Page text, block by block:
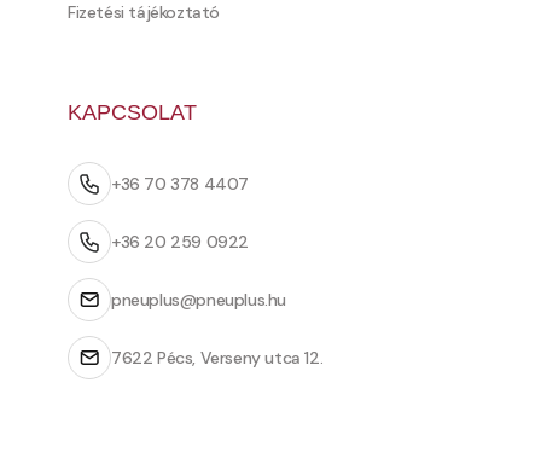
Fizetési tájékoztató
KAPCSOLAT
+36 70 378 4407
+36 20 259 0922
pneuplus@pneuplus.hu
7622 Pécs, Verseny utca 12.